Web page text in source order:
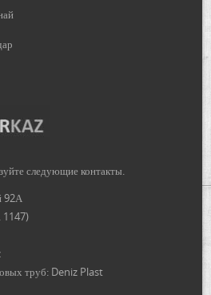
следующие контакты.
92А
1147)
труб: Deniz Plast